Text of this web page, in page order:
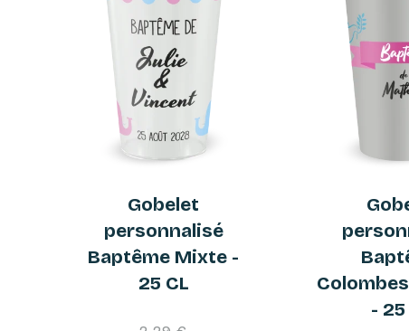
Gobelet
personnalisé
Baptême Mixte -
25 CL
- 25